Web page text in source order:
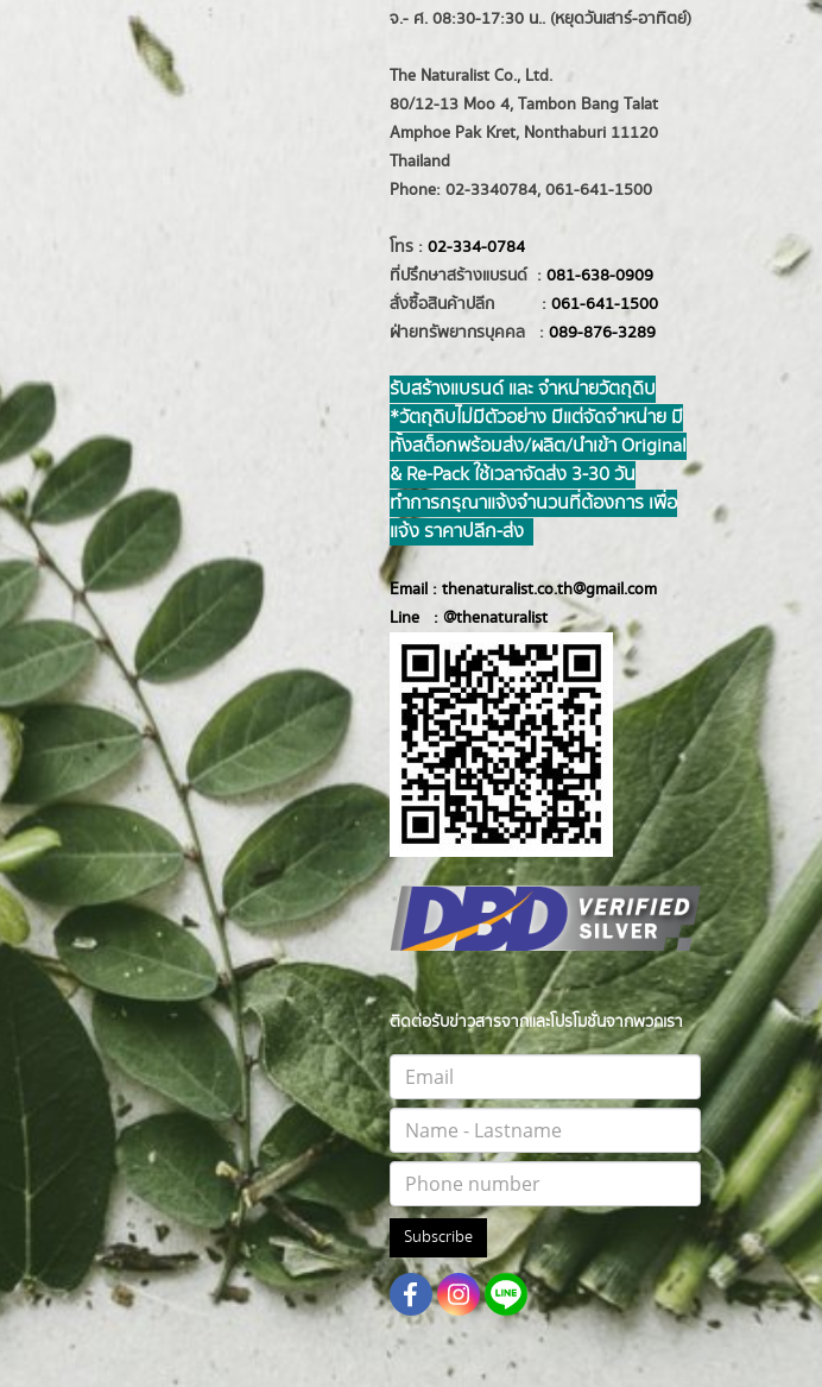
จ.- ศ. 08:30-17:30 น.. (หยุดวันเสาร์-อาทิตย์)
The Naturalist Co., Ltd.
80/12-13 Moo 4, Tambon Bang Talat
Amphoe Pak Kret, Nonthaburi 11120
Thailand
Phone: 02-3340784, 061-641-1500
โทร : 02-334-0784
ที่ปรึกษาสร้างแบรนด์ : 081-638-0909
สั่งซื้อสินค้าปลีก : 061-641-1500
ฝ่ายทรัพยากรบุคคล : 089-876-3289
รับสร้างแบรนด์ และ จำหน่ายวัตถุดิบ
*วัตถุดิบไม่มีตัวอย่าง มีแต่จัดจำหน่าย มี
ทั้งสต็อกพร้อมส่ง/ผลิต/นำเข้า Original
& Re-Pack ใช้เวลาจัดส่ง 3-30 วัน
ทำการ กรุณาแจ้งจำนวนที่ต้องการ เพื่อ
แจ้ง ราคาปลีก-ส่ง
Email : thenaturalist.co.th@gmail.com
Line : @thenaturalist
ติดต่อรับข่าวสารจากและโปรโมชั่นจากพวกเรา
Subscribe